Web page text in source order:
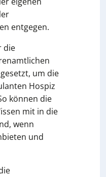
entgegen.
die
um die
Hospiz
können die
mit in die
wenn
und